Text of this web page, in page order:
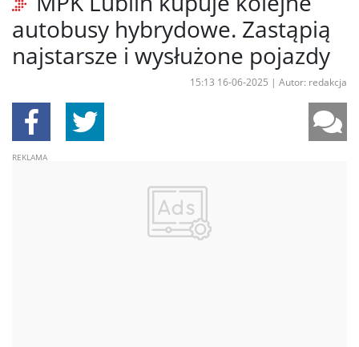
autobusy hybrydowe. Zastąpią
najstarsze i wysłużone pojazdy
15:13 16-06-2025 | Autor: redakcja